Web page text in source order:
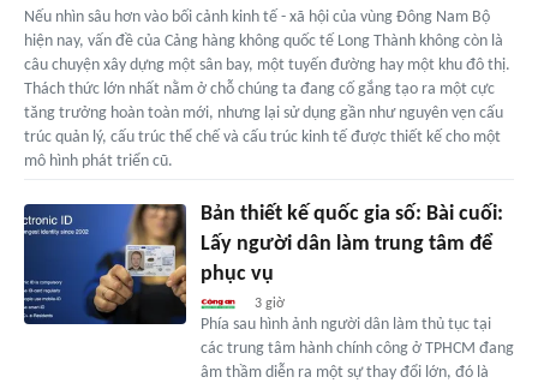
Nếu nhìn sâu hơn vào bối cảnh kinh tế - xã hội của vùng Đông Nam Bộ
hiện nay, vấn đề của Cảng hàng không quốc tế Long Thành không còn là
câu chuyện xây dựng một sân bay, một tuyến đường hay một khu đô thị.
Thách thức lớn nhất nằm ở chỗ chúng ta đang cố gắng tạo ra một cực
tăng trưởng hoàn toàn mới, nhưng lại sử dụng gần như nguyên vẹn cấu
trúc quản lý, cấu trúc thể chế và cấu trúc kinh tế được thiết kế cho một
mô hình phát triển cũ.
Bản thiết kế quốc gia số: Bài cuối:
Lấy người dân làm trung tâm để
phục vụ
3 giờ
Phía sau hình ảnh người dân làm thủ tục tại
các trung tâm hành chính công ở TPHCM đang
âm thầm diễn ra một sự thay đổi lớn, đó là